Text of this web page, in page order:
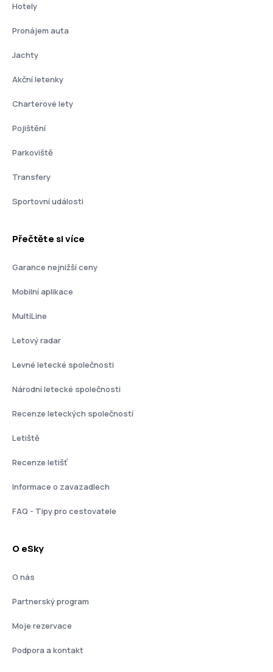
Hotely
Pronájem auta
Jachty
Akční letenky
Charterové lety
Pojištění
Parkoviště
Transfery
Sportovní události
Přečtěte si více
Garance nejnižší ceny
Mobilní aplikace
MultiLine
Letový radar
Levné letecké společnosti
Národní letecké společnosti
Recenze leteckých společností
Letiště
Recenze letišť
Informace o zavazadlech
FAQ - Tipy pro cestovatele
O eSky
O nás
Partnerský program
Moje rezervace
Podpora a kontakt